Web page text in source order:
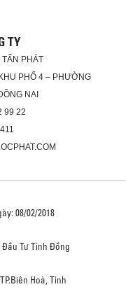
TY
TẤN PHÁT
PHỐ 4 – PHƯỜNG
NAI
99 22
08/02/2018
Đầu Tư Tỉnh Đồng
Hoà, Tỉnh